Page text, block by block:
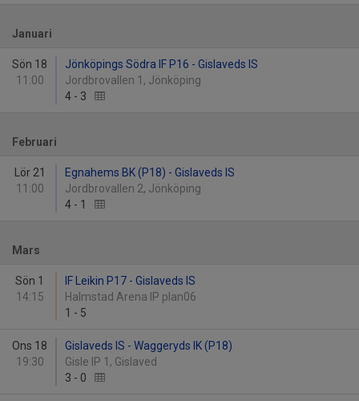
Januari
Sön 18
11:00
Jönköpings Södra IF P16 - Gislaveds IS
Jordbrovallen 1, Jönköping
4 - 3
Februari
Lör 21
11:00
Egnahems BK (P18) - Gislaveds IS
Jordbrovallen 2, Jönköping
4 - 1
Mars
Sön 1
14:15
IF Leikin P17 - Gislaveds IS
Halmstad Arena IP plan06
1 - 5
Ons 18
19:30
Gislaveds IS - Waggeryds IK (P18)
Gisle IP 1, Gislaved
3 - 0